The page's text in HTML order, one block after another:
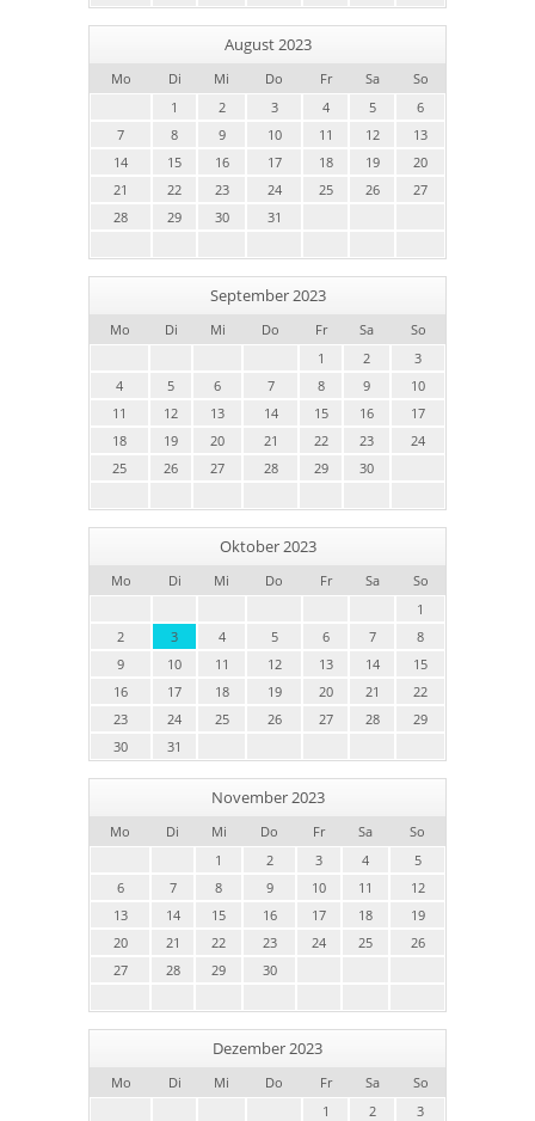
August 2023
Mo Di Mi Do Fr Sa
So
1
2 3 4 5
6
7
8 9 10 11 12
13
14
15 16 17 18 19
20
21
22 23 24 25 26
27
28
29 30 31
September 2023
Mo Di Mi Do Fr Sa
So
1
2
3
4
5 6 7 8 9
10
11
12 13 14 15 16
17
18
19 20 21 22 23
24
25
26 27 28 29 30
Oktober 2023
Mo Di Mi Do Fr Sa
So
1
2
3 4 5 6 7
8
9
10 11 12 13 14
15
16
17 18 19 20 21
22
23
24 25 26 27 28
29
30
31
November 2023
Mo Di Mi Do Fr Sa
So
1
2 3 4
5
6
7 8 9 10 11
12
13
14 15 16 17 18
19
20
21 22 23 24 25
26
27
28 29 30
Dezember 2023
Mo Di Mi Do Fr Sa
So
1
2
3